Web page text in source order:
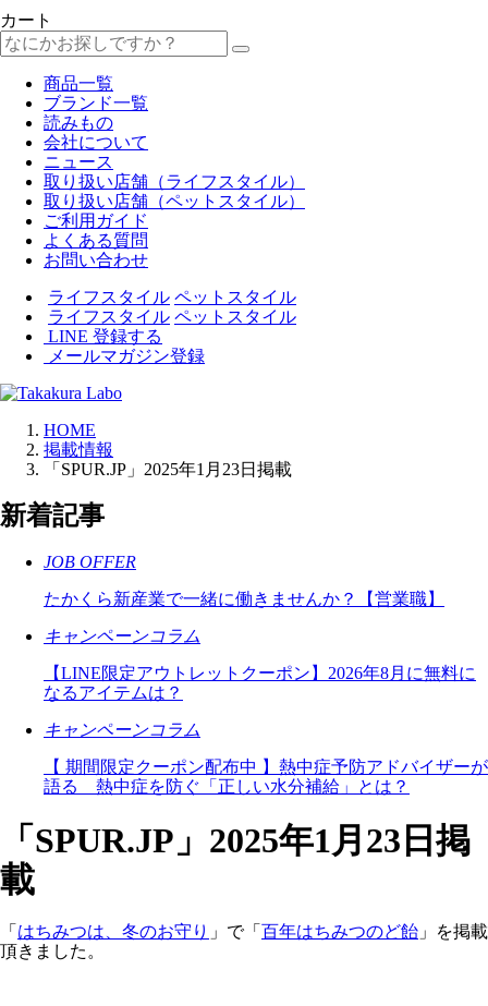
カート
商品一覧
ブランド一覧
読みもの
会社について
ニュース
取り扱い店舗（ライフスタイル）
取り扱い店舗（ペットスタイル）
ご利用ガイド
よくある質問
お問い合わせ
ライフスタイル ペットスタイル
ライフスタイル ペットスタイル
LINE 登録する
メールマガジン登録
HOME
掲載情報
「SPUR.JP」2025年1月23日掲載
新着記事
JOB OFFER
たかくら新産業で一緒に働きませんか？【営業職】
キャンペーンコラム
【LINE限定アウトレットクーポン】2026年8月に無料に
なるアイテムは？
キャンペーンコラム
【 期間限定クーポン配布中 】熱中症予防アドバイザーが
語る 熱中症を防ぐ「正しい水分補給」とは？
「SPUR.JP」2025年1月23日掲
載
「 はちみつは、冬のお守り 」で「 百年はちみつのど飴 」を掲載
頂きました。